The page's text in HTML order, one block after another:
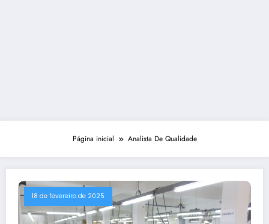
Página inicial Analista De Qualidade
18 de fevereiro de 2025